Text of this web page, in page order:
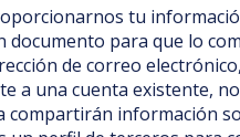
tu
para que lo
de correo
a una cuenta existente,
compartirán información